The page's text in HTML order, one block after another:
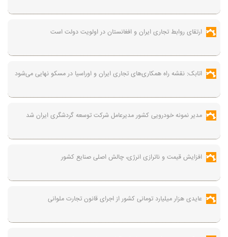
ارتقای روابط تجاری ایران و افغانستان در اولویت دولت است
اتابک: نقشه راه همکاری‌های تجاری ایران و اوراسیا در مسکو نهایی می‌شود
مدیر نمونه خودرویی کشور مدیرعامل شرکت توسعه گردشگری ایران شد
افزایش قیمت و ناترازی انرژی، چالش اصلی صنایع کشور
عایدی هزار میلیارد تومانی کشور از اجرای قانون تجارت ملوانی